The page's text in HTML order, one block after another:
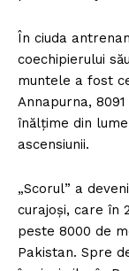
În ciuda
coechipierului
muntele a fost
Annapurna,
înălțime din
ascensiunii.
„Scorul” a
curajoși, care în
peste 8000 de
Pakistan. Spre